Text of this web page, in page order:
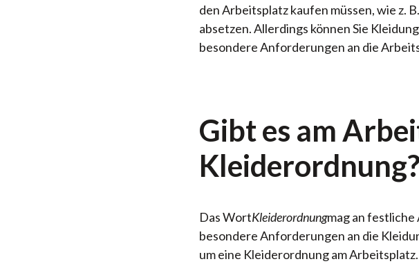
den Arbeitsplatz kaufen müssen, wie z.
absetzen. Allerdings können Sie
besondere Anforderungen an die
Gibt es am
Kleiderordnung?
Das WortKleiderordnungmag an festliche
besondere Anforderungen an die
um eine Kleiderordnung am Arbeitsplatz.